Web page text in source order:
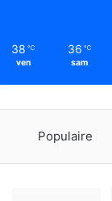
38 ℃
ven
36 ℃
sam
Populaire